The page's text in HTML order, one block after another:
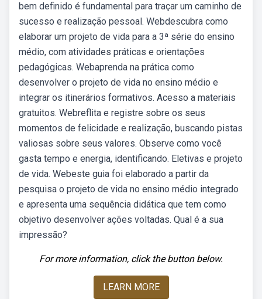
bem definido é fundamental para traçar um caminho de
sucesso e realização pessoal. Webdescubra como
elaborar um projeto de vida para a 3ª série do ensino
médio, com atividades práticas e orientações
pedagógicas. Webaprenda na prática como
desenvolver o projeto de vida no ensino médio e
integrar os itinerários formativos. Acesso a materiais
gratuitos. Webreflita e registre sobre os seus
momentos de felicidade e realização, buscando pistas
valiosas sobre seus valores. Observe como você
gasta tempo e energia, identificando. Eletivas e projeto
de vida. Webeste guia foi elaborado a partir da
pesquisa o projeto de vida no ensino médio integrado
e apresenta uma sequência didática que tem como
objetivo desenvolver ações voltadas. Qual é a sua
impressão?
For more information, click the button below.
LEARN MORE